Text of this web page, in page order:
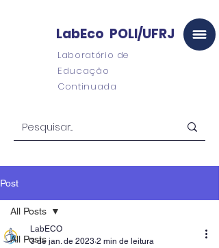
LabEco POLI/UFRJ
Laboratório de
Educação
Continuada
Post
All Posts
All Posts
LabECO
3 de jan. de 2023 2 min de leitura